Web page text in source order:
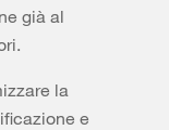
già al
la
e